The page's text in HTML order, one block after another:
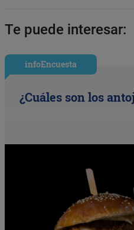
Te puede interesar:
infoEncuesta
¿Cuáles son los